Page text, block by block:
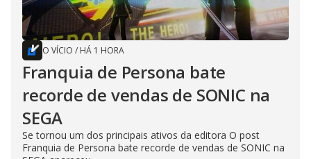
O VÍCIO / HÁ 1 HORA
Franquia de Persona bate
recorde de vendas de SONIC na
SEGA
Se tornou um dos principais ativos da editora O post
Franquia de Persona bate recorde de vendas de SONIC na